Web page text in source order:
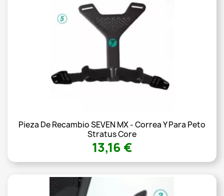
Pieza De Recambio SEVEN MX - Correa Y Para Peto
Stratus Core
13,16 €